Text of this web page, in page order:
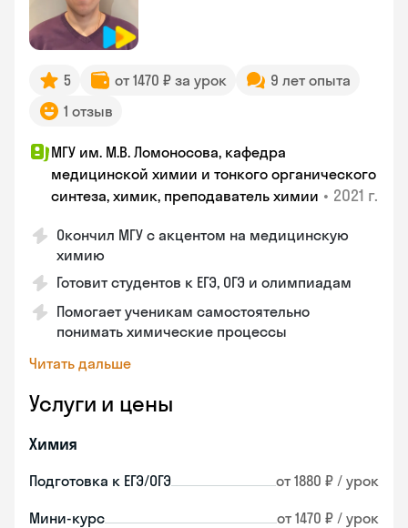
5 от 1470 ₽ за урок
9 лет опыта
1 отзыв
МГУ им. М.В. Ломоносова, кафедра
медицинской химии и тонкого органического
синтеза, химик, преподаватель химии • 2021 г.
Окончил МГУ с акцентом на медицинскую
химию
Готовит студентов к ЕГЭ, ОГЭ и олимпиадам
Помогает ученикам самостоятельно
понимать химические процессы
Читать дальше
Услуги и цены
Химия
Подготовка к ЕГЭ/ОГЭ от 1880 ₽ / урок
Мини-курс от 1470 ₽ / урок